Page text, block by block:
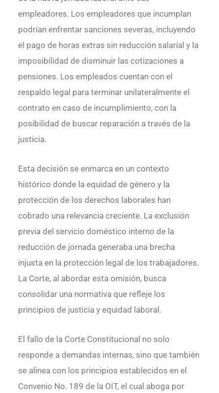
empleadores. Los empleadores que incumplan
podrían enfrentar sanciones severas, incluyendo
el pago de horas extras sin reducción salarial y la
imposibilidad de disminuir las cotizaciones a
pensiones. Los empleados cuentan con el
respaldo legal para terminar unilateralmente el
contrato en caso de incumplimiento, con la
posibilidad de buscar reparación a través de la
justicia.
Esta decisión se enmarca en un contexto
histórico donde la equidad de género y la
protección de los derechos laborales han
cobrado una relevancia creciente. La exclusión
previa del servicio doméstico interno de la
reducción de jornada generaba una brecha
injusta en la protección legal de los trabajadores.
La Corte, al abordar esta omisión, busca
consolidar una normativa que refleje los
principios de justicia y equidad laboral.
El fallo de la Corte Constitucional no solo
responde a demandas internas, sino que también
se alinea con los principios establecidos en el
Convenio No. 189 de la OIT, el cual aboga por